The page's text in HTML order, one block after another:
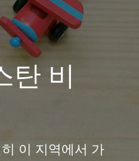
에서 가
은 국적
용되며,
통한 비